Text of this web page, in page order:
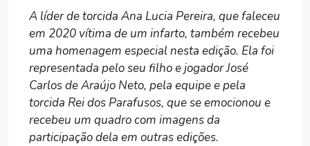
A líder de torcida Ana Lucia Pereira, que faleceu
em 2020 vítima de um infarto, também recebeu
uma homenagem especial nesta edição. Ela foi
representada pelo seu filho e jogador José
Carlos de Araújo Neto, pela equipe e pela
torcida Rei dos Parafusos, que se emocionou e
recebeu um quadro com imagens da
participação dela em outras edições.